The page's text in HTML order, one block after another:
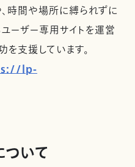
、時間や場所に縛られずに
ーザー専用サイトを運営
を支援しています。
lp-
いて